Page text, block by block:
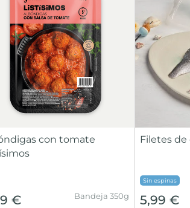
con tomate
€ Bandeja 350g
Filetes
Sin espinas
5,99 €